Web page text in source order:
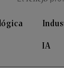
IA